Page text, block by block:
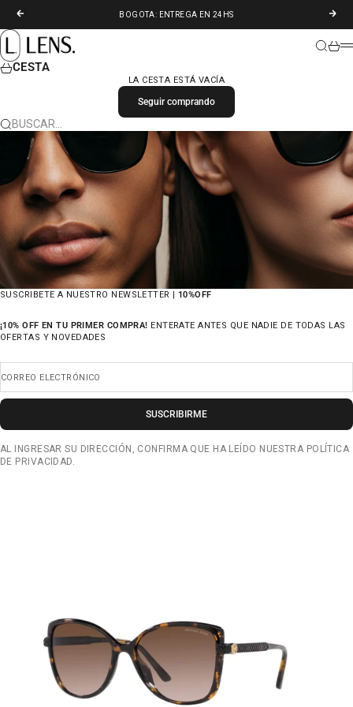
ANTERIOR
BOGOTA: ENTREGA EN 24HS
LENS. COLOMBIA
BUSCAR
CESTA
LA CESTA ESTÁ VACÍA
Seguir comprando
BUSCAR…
SUSCRIBETE A NUESTRO NEWSLETTER | 10%OFF
¡10% OFF EN TU PRIMER COMPRA! ENTERATE ANTES QUE NADIE DE TODAS LAS
OFERTAS Y NOVEDADES
CORREO ELECTRÓNICO
SUSCRIBIRME
AL INGRESAR SU DIRECCIÓN, CONFIRMA QUE HA LEÍDO NUESTRA POLÍTICA
DE PRIVACIDAD.